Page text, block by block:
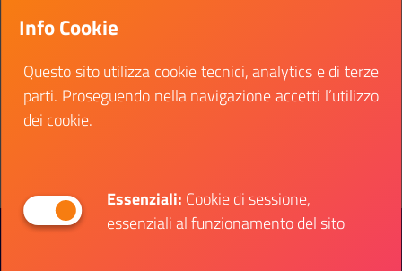
inquadrare nell’ area dei funzionari ed elevata
Data fine:
05 ottobre 2024
Vai al bando
Info Cookie
Questo sito utilizza cookie tecnici, analytics e di terze
parti. Proseguendo nella navigazione accetti l’utilizzo
dei cookie.
Essenziali: Cookie di sessione,
essenziali al funzionamento del sito